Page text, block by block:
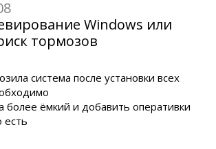
Windows или
тормозов
система после установки всех
более ёмкий и добавить оперативки
есть